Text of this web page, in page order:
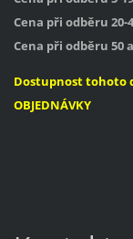
Cena při odběru 20-
Cena při odběru
Dostupnost tohoto
OBJEDNÁVKY